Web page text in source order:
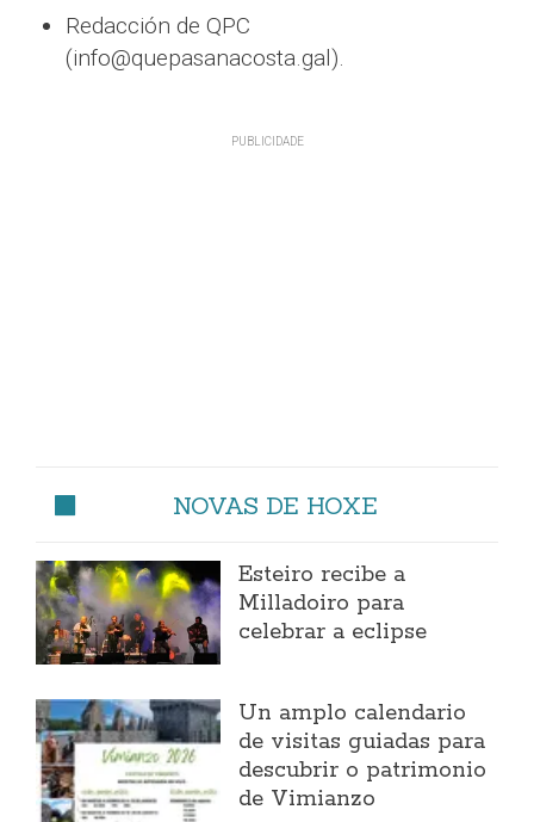
Redacción de QPC
(info@quepasanacosta.gal).
NOVAS DE HOXE
Esteiro recibe a
Milladoiro para
celebrar a eclipse
Un amplo calendario
de visitas guiadas para
descubrir o patrimonio
de Vimianzo